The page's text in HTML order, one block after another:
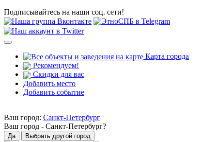
Подписывайтесь на наши соц. сети!
Карта города
Рекомендуем!
Скидки для вас
Добавить место
Добавить событие
Ваш город: Санкт-Петербург
Ваш город - Санкт-Петербург?